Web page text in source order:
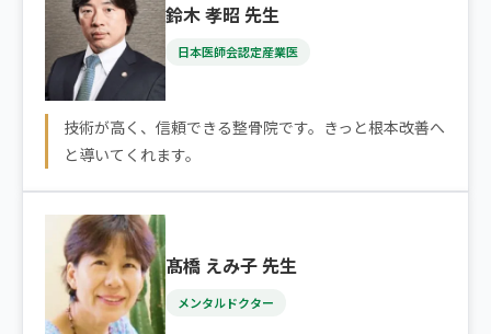
鈴木 孝昭 先生
日本医師会認定産業医
技術が高く、信頼できる整骨院です。きっと根本改善へ
と導いてくれます。
髙橋 えみ子 先生
メンタルドクター